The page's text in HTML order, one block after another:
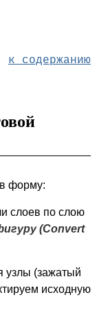
к содержанию
форму:
слоев по слою
(Convert
узлы (зажатый
исходную